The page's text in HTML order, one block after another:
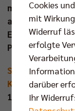
mitreißenden
aus
Energie im
Premierenevent:
Strukturelle
Köpenicker
12.01.2025 |
Cookies
mit
Widerruf
erfolgte
darüber
Ihr